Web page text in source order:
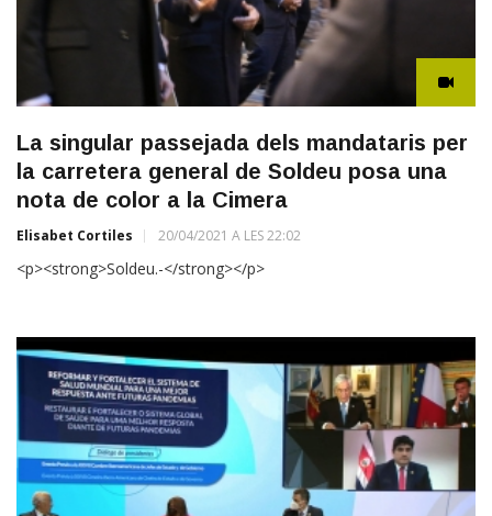
La singular passejada dels mandataris per
la carretera general de Soldeu posa una
nota de color a la Cimera
Elisabet Cortiles 20/04/2021 A LES 22:02
<p><strong>Soldeu.-</strong></p>